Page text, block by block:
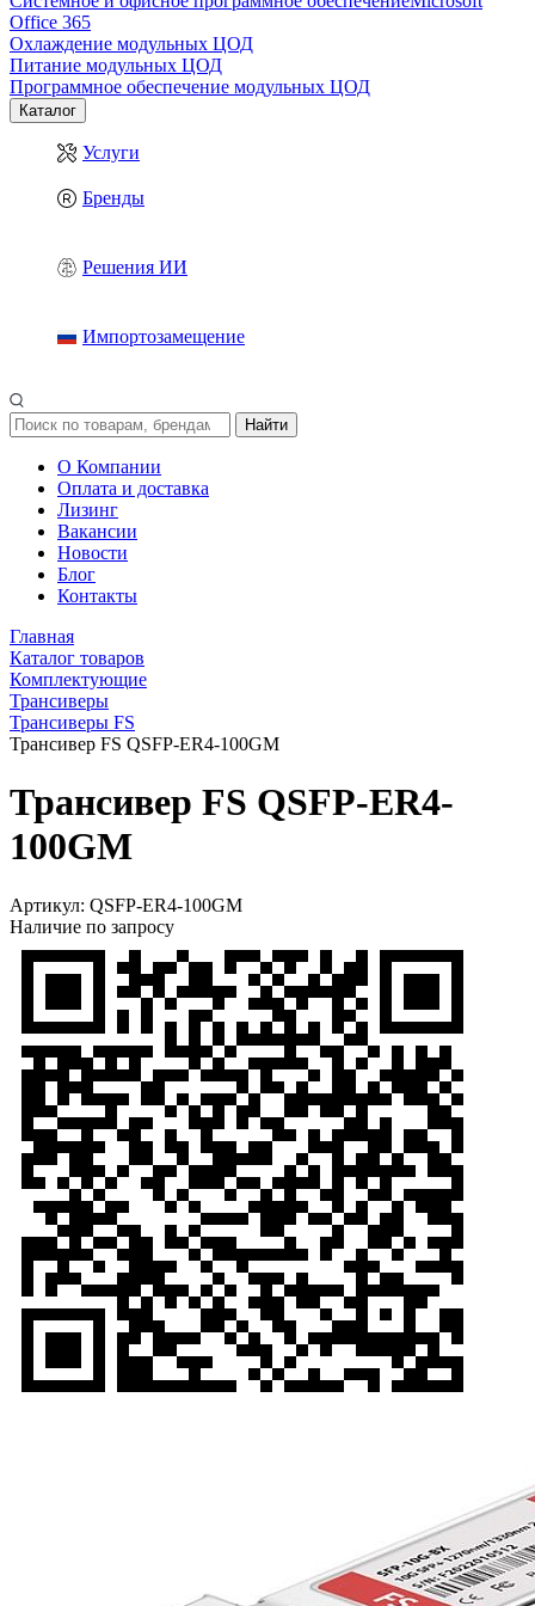
Office 365
Охлаждение модульных ЦОД
Питание модульных ЦОД
Программное обеспечение модульных ЦОД
Каталог
Услуги
Бренды
Решения ИИ
Импортозамещение
Найти
О Компании
Оплата и доставка
Лизинг
Вакансии
Новости
Блог
Контакты
Главная
Каталог товаров
Комплектующие
Трансиверы
Трансиверы FS
Трансивер FS QSFP-ER4-100GM
Трансивер FS QSFP-ER4-
100GM
Артикул: QSFP-ER4-100GM
Наличие по запросу